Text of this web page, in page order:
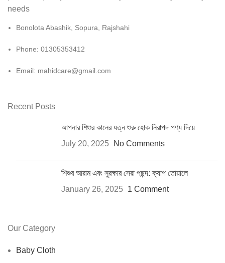
needs
Bonolota Abashik, Sopura, Rajshahi
Phone: 01305353412
Email: mahidcare@gmail.com
Recent Posts
আপনার শিশুর কানের যত্ন শুরু হোক নিরাপদ পণ্য দিয়ে
July 20, 2025
No Comments
শিশুর আরাম এবং সুরক্ষার সেরা পছন্দ: ক্যাপ তোয়ালে
January 26, 2025 1 Comment
Our Category
Baby Cloth